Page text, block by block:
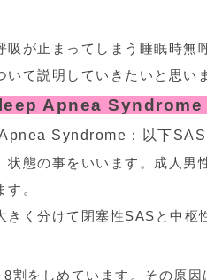
吸が止まってしまう睡眠時無
て説明していきたいと思い
Apnea Syndrome
Syndrome：以下SAS
状態の事をいいます。成人
。
く分けて閉塞性SASと中枢
割をしめています。その原